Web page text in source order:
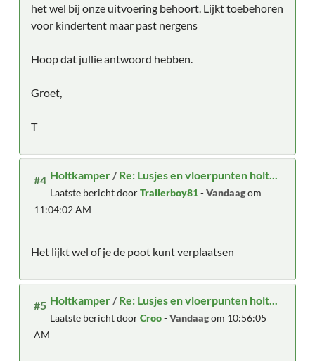
het wel bij onze uitvoering behoort. Lijkt toebehoren
voor kindertent maar past nergens
Hoop dat jullie antwoord hebben.
Groet,
T
#4 Holtkamper /Re: Lusjes en vloerpunten holt...
Laatste bericht doorTrailerboy81-Vandaagom
11:04:02 AM
Het lijkt wel of je de poot kunt verplaatsen
#5 Holtkamper /Re: Lusjes en vloerpunten holt...
Laatste bericht doorCroo-Vandaagom 10:56:05
AM